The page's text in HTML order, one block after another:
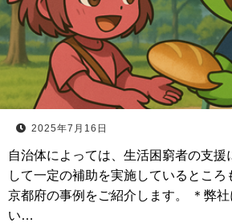
2025年7月16日
自治体によっては、生活困窮者の支援
して一定の補助を実施しているところ
京都府の事例をご紹介します。 ＊弊
い…